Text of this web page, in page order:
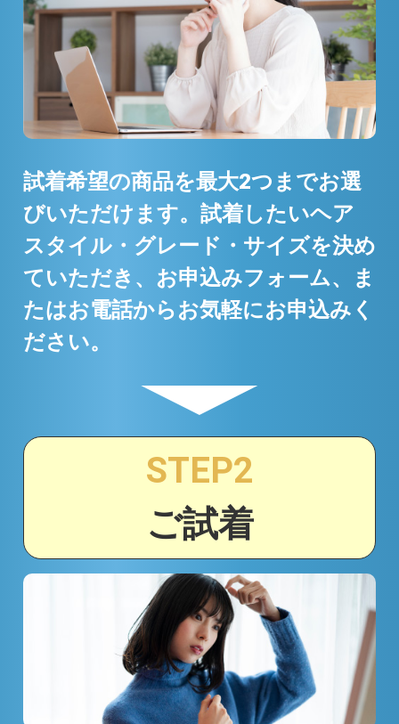
試着希望の商品を最大2つまでお選
びいただけます。試着したいヘア
スタイル・グレード・サイズを決め
ていただき、お申込みフォーム、ま
たはお電話からお気軽にお申込みく
ださい。
▼
STEP2
ご試着